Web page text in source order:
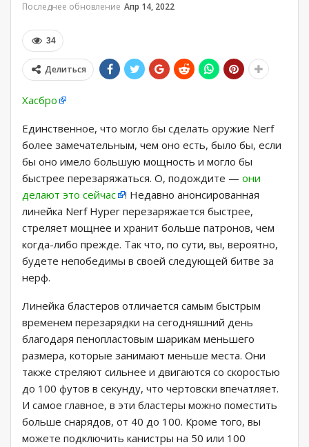
Последнее обновление Апр 14, 2022
34
Делиться
Хасбро
Единственное, что могло бы сделать оружие Nerf
более замечательным, чем оно есть, было бы, если
бы оно имело большую мощность и могло бы
быстрее перезаряжаться. О, подождите — они
делают это сейчас
! Недавно анонсированная
линейка Nerf Hyper перезаряжается быстрее,
стреляет мощнее и хранит больше патронов, чем
когда-либо прежде. Так что, по сути, вы, вероятно,
будете непобедимы в своей следующей битве за
нерф.
Линейка бластеров отличается самым быстрым
временем перезарядки на сегодняшний день
благодаря пенопластовым шарикам меньшего
размера, которые занимают меньше места. Они
также стреляют сильнее и двигаются со скоростью
до 100 футов в секунду, что чертовски впечатляет.
И самое главное, в эти бластеры можно поместить
больше снарядов, от 40 до 100. Кроме того, вы
можете подключить канистры на 50 или 100